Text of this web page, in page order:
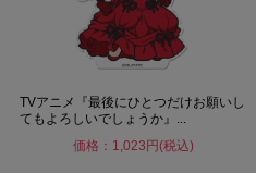
TVアニメ『最後にひとつだけお願いし
てもよろしいでしょうか』...
価格：1,023円(税込)